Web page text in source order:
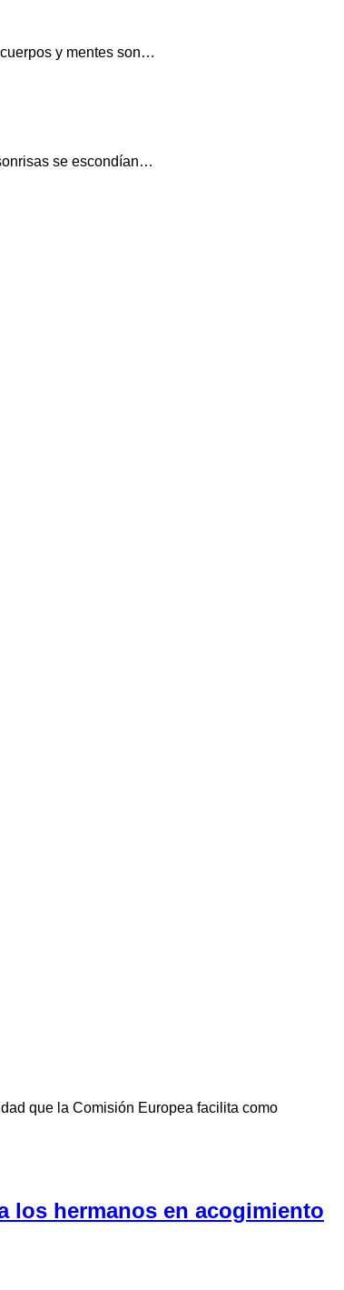
y mentes son…
se escondían…
que la Comisión Europea facilita como
los hermanos en acogimiento